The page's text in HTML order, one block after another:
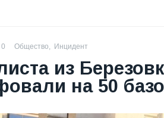
0 Общество, Инцидент
из
на 50